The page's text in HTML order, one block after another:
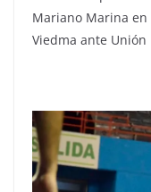
Mariano Marina
Viedma ante Unión